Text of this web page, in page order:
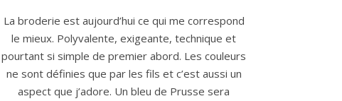
La broderie est aujourd’hui ce qui me correspond
le mieux. Polyvalente, exigeante, technique et
pourtant si simple de premier abord. Les couleurs
ne sont définies que par les fils et c’est aussi un
aspect que j’adore. Un bleu de Prusse sera